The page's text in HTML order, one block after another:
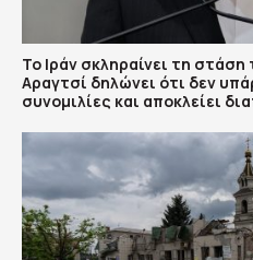
Το Ιράν σκληραίνει τη
Αραγτσί δηλώνει ότι δεν
συνομιλίες και αποκλείει